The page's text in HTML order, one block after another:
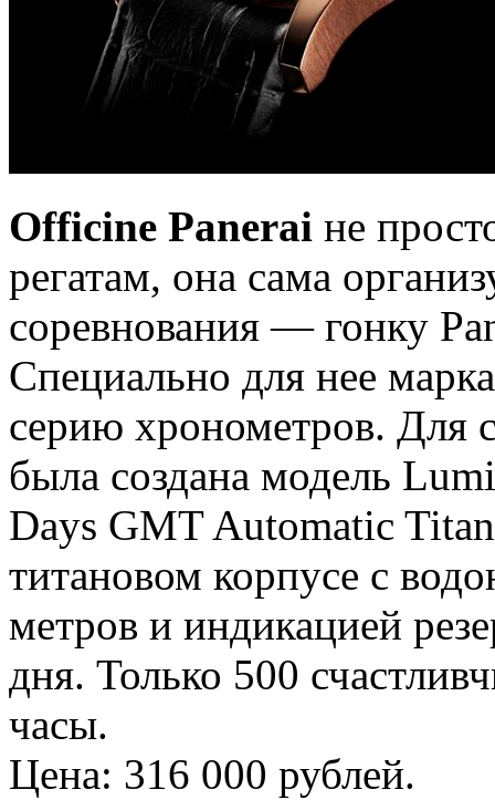
Officine Panerai не
регатам, она сама
соревнования — гонку
Специально для нее
серию хронометров. Для
была создана модель
Days GMT Automatic
титановом корпусе с
метров и индикацией
дня. Только 500
часы.
Цена: 316 000 рублей.